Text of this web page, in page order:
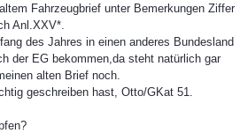
Fahrzeugbrief unter Bemerkungen Ziffer
Anl.XXV*.
des Jahres in einen anderes Bundesland
der EG bekommen,da steht natürlich gar
alten Brief noch.
geschreiben hast, Otto/GKat 51.